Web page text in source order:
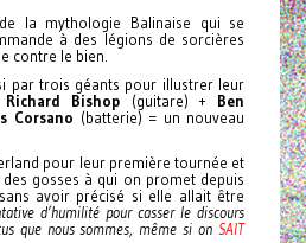
la mythologie Balinaise qui se
à des légions de sorcières
contre le bien.
par trois géants pour illustrer leur
Richard Bishop (guitare) + Ben
Corsano (batterie) = un nouveau
pour leur première tournée et
gosses à qui on promet depuis
avoir précisé si elle allait être
d’humilité pour casser le discours
que nous sommes, même si onSAIT